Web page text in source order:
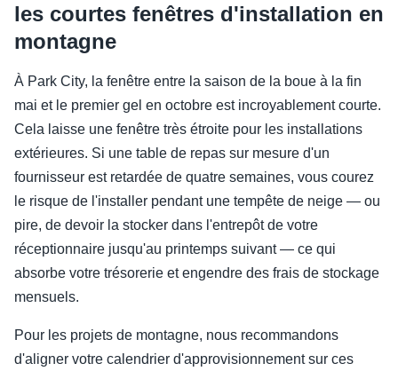
les courtes fenêtres d'installation en
montagne
À Park City, la fenêtre entre la saison de la boue à la fin
mai et le premier gel en octobre est incroyablement courte.
Cela laisse une fenêtre très étroite pour les installations
extérieures. Si une table de repas sur mesure d'un
fournisseur est retardée de quatre semaines, vous courez
le risque de l'installer pendant une tempête de neige — ou
pire, de devoir la stocker dans l'entrepôt de votre
réceptionnaire jusqu'au printemps suivant — ce qui
absorbe votre trésorerie et engendre des frais de stockage
mensuels.
Pour les projets de montagne, nous recommandons
d'aligner votre calendrier d'approvisionnement sur ces